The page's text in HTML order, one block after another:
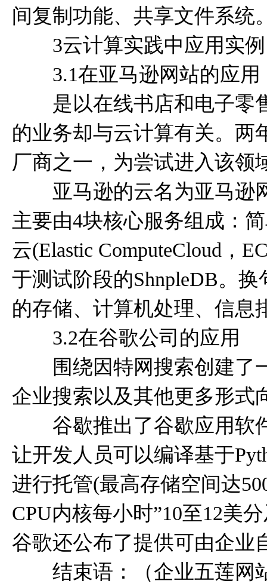
间复制功能、共享文件系统
3云计算实践中应用实
3.1在亚马逊网站的应用
是以在线书店和电子零售
的业务却与云计算有关。两
厂商之一，为尝试进入该领
亚马逊的云名为亚马逊网
主要由4块核心服务组成：
云(Elastic ComputeCloud，
于测试阶段的ShnpleDB。
的存储、计算机处理、信息
3.2在谷歌公司的应用
围绕因特网搜索创建了一
企业搜索以及其他更多形式
谷歇推出了谷歇应用软件
让开发人员可以编译基于
进行托管(最高存储空间达
CPU内核每小时”10至12美
谷歌还公布了提供可由企业
结束语：（企业五莲网